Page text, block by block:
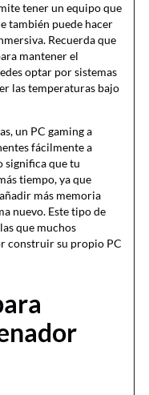
tener un equipo que
también puede hacer
Recuerda que
mantener el
optar por sistemas
las temperaturas bajo
un PC gaming a
fácilmente a
significa que tu
tiempo, ya que
más memoria
nuevo. Este tipo de
que muchos
construir su propio PC